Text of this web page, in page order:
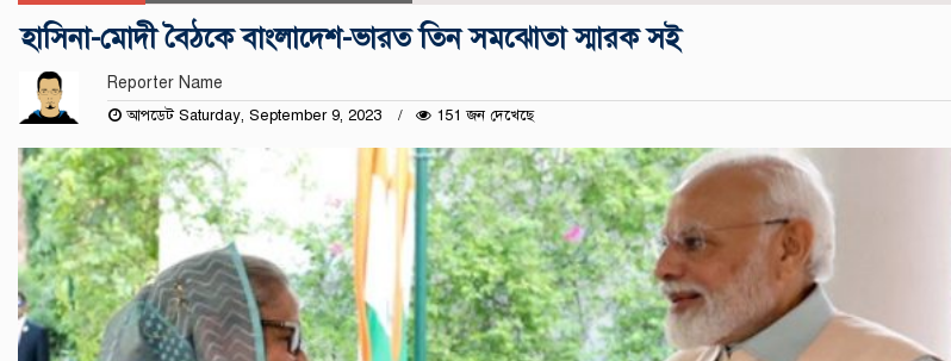
হাসিনা-মোদী বৈঠকে বাংলাদেশ-ভারত তিন সমঝোতা স্মারক সই
Reporter Name
আপডেট Saturday, September 9, 2023 151 জন দেখেছে